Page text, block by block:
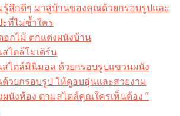
รู้สึกดีๆ มาสู่บ้านของคุณด้วยกรอบรูปและ
ที่ไม่ซ้ำใคร
อกไม้ ตกแต่งผนังบ้าน
ไตล์โมเดิร์น
สไตล์มินิมอล ด้วยกรอบรูปแขวนผนัง
วยกรอบรูป ให้ดูอบอุ่นและสวยงาม
นังห้อง ตามสไตล์คุณใครเห็นต้อง ”